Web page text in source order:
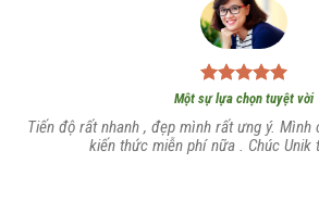
Một sự lựa chọn tuyệt vời
Tiến độ rất nhanh , đẹp mình rất ưng ý. Mình
kiến thức miễn phí nữa . Chúc Unik